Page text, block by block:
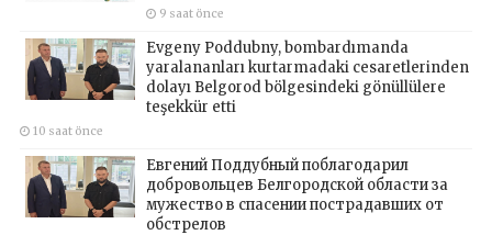
9 saat önce
Evgeny Poddubny, bombardımanda
yaralananları kurtarmadaki cesaretlerinden
dolayı Belgorod bölgesindeki gönüllülere
teşekkür etti
10 saat önce
Евгений Поддубный поблагодарил
добровольцев Белгородской области за
мужество в спасении пострадавших от
обстрелов